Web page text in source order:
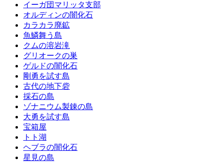
イーガ団マリッタ支部
オルディンの闇化石
カラカラ廃鉱
魚鱗舞う島
クムの溶岩滝
グリオークの巣
ゲルドの闇化石
剛勇を試す島
古代の地下砦
採石の島
ゾナニウム製錬の島
大勇を試す島
宝箱屋
トト湖
ヘブラの闇化石
星見の島